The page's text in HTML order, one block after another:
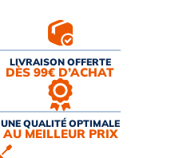
LIVRAISON OFFERTE
DÈS 99€ D’ACHAT
UNE QUALITÉ OPTIMALE
AU MEILLEUR PRIX